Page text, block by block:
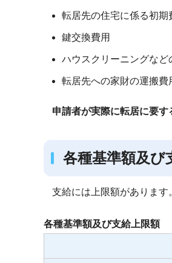
転居先の住宅に係る初期
鍵交換費用
ハウスクリーニングなど
転居先への家財の運搬費
申請者が実際に転居に要す
各種基準額及び
支給には上限額があります
各種基準額及び支給上限額